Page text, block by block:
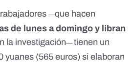
—que hacen
de lunes a domingo y libran
la investigación—tienen un
yuanes (565 euros) si elaboran